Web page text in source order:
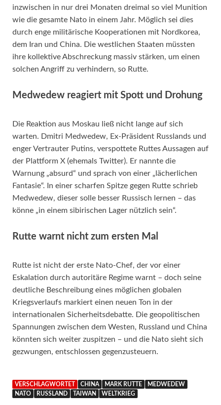
inzwischen in nur drei Monaten dreimal so viel Munition
wie die gesamte Nato in einem Jahr. Möglich sei dies
durch enge militärische Kooperationen mit Nordkorea,
dem Iran und China. Die westlichen Staaten müssten
ihre kollektive Abschreckung massiv stärken, um einen
solchen Angriff zu verhindern, so Rutte.
Medwedew reagiert mit Spott und Drohung
Die Reaktion aus Moskau ließ nicht lange auf sich
warten. Dmitri Medwedew, Ex-Präsident Russlands und
enger Vertrauter Putins, verspottete Ruttes Aussagen auf
der Plattform X (ehemals Twitter). Er nannte die
Warnung „absurd“ und sprach von einer „lächerlichen
Fantasie“. In einer scharfen Spitze gegen Rutte schrieb
Medwedew, dieser solle besser Russisch lernen – das
könne „in einem sibirischen Lager nützlich sein“.
Rutte warnt nicht zum ersten Mal
Rutte ist nicht der erste Nato-Chef, der vor einer
Eskalation durch autoritäre Regime warnt – doch seine
deutliche Beschreibung eines möglichen globalen
Kriegsverlaufs markiert einen neuen Ton in der
internationalen Sicherheitsdebatte. Die geopolitischen
Spannungen zwischen dem Westen, Russland und China
könnten sich weiter zuspitzen – und die Nato sieht sich
gezwungen, entschlossen gegenzusteuern.
VERSCHLAGWORTET CHINA MARK RUTTE
MEDWEDEW
NATO
RUSSLAND TAIWAN WELTKRIEG